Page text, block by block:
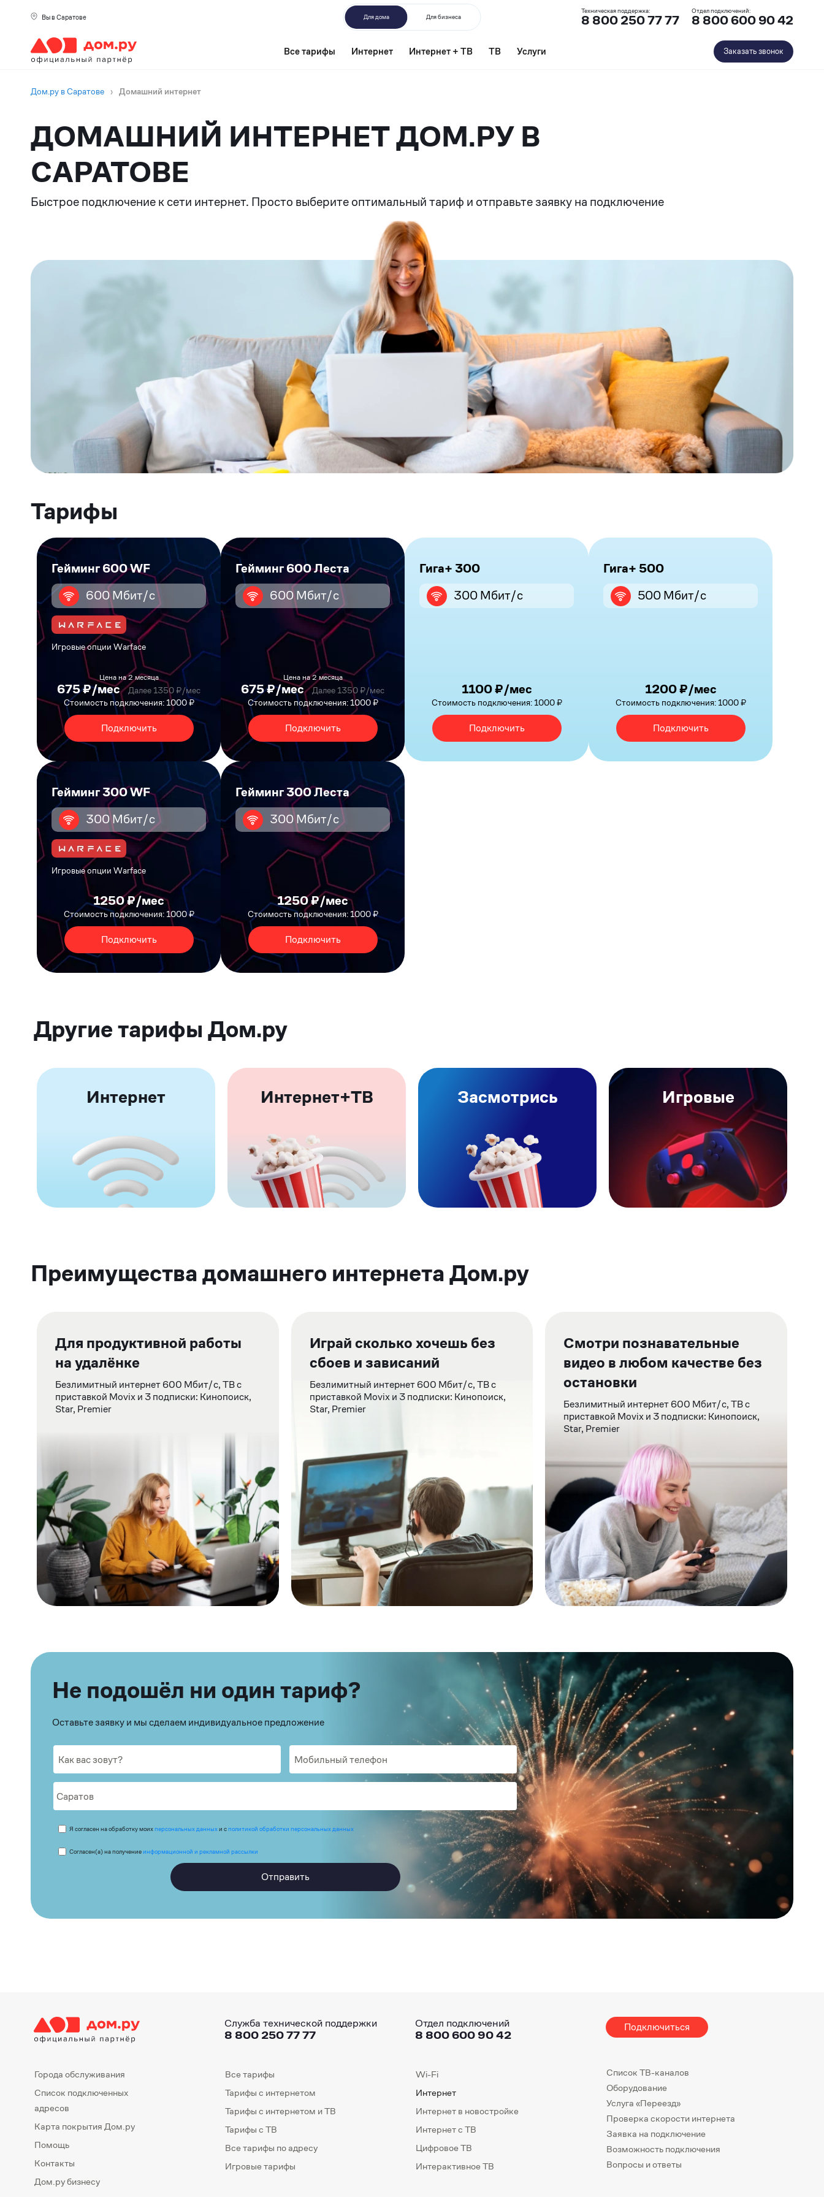
Вы в Саратове Для дома Для бизнеса
Техническая поддержка:
8 800 250 77 77
Отдел подключений:
8 800 600 90 42
Все тарифы Интернет Интернет + ТВ ТВ Услуги Заказать звонок
Дом.ру в Саратове › Домашний интернет
ДОМАШНИЙ ИНТЕРНЕТ ДОМ.РУ В
САРАТОВЕ
Быстрое подключение к сети интернет. Просто выберите оптимальный тариф и отправьте заявку на подключение
Тарифы
Гейминг 600 WF
600 Мбит/с
Игровые опции Warface
Цена на 2 месяца
675 ₽/мес
Далее 1350 ₽/мес
Стоимость подключения: 1000 ₽
Подключить
Гейминг 600 Леста
600 Мбит/с
Цена на 2 месяца
675 ₽/мес
Далее 1350 ₽/мес
Стоимость подключения: 1000 ₽
Подключить
Гига+ 300
300 Мбит/с
1100 ₽/мес
Стоимость подключения: 1000 ₽
Подключить
Гига+ 500
500 Мбит/с
1200 ₽/мес
Стоимость подключения: 1000 ₽
Подключить
Гейминг 300 WF
300 Мбит/с
Игровые опции Warface
1250 ₽/мес
Стоимость подключения: 1000 ₽
Подключить
Гейминг 300 Леста
300 Мбит/с
1250 ₽/мес
Стоимость подключения: 1000 ₽
Подключить
Другие тарифы Дом.ру
Интернет Интернет+ТВ Засмотрись Игровые
Преимущества домашнего интернета Дом.ру
Для продуктивной работы
на удалёнке
Безлимитный интернет 600 Мбит/c, ТВ с
приставкой Movix и 3 подписки: Кинопоиск,
Star, Premier
Играй сколько хочешь без
сбоев и зависаний
Безлимитный интернет 600 Мбит/c, ТВ с
приставкой Movix и 3 подписки: Кинопоиск,
Star, Premier
Смотри познавательные
видео в любом качестве без
остановки
Безлимитный интернет 600 Мбит/c, ТВ с
приставкой Movix и 3 подписки: Кинопоиск,
Star, Premier
Не подошёл ни один тариф?
Оставьте заявку и мы сделаем индивидуальное предложение
Я согласен на обработку моихперсональных данныхи сполитикой обработки персональных данных
Согласен(а) на получениеинформационной и рекламной рассылки
Отправить
Служба технической поддержки
8 800 250 77 77
Отдел подключений
8 800 600 90 42
Подключиться
Города обслуживания
Список подключенных
адресов
Карта покрытия Дом.ру
Помощь
Контакты
Дом.ру бизнесу
Все тарифы
Тарифы с интернетом
Тарифы с интернетом и ТВ
Тарифы с ТВ
Все тарифы по адресу
Игровые тарифы
Wi-Fi
Интернет
Интернет в новостройке
Интернет с ТВ
Цифровое ТВ
Интерактивное ТВ
Список ТВ-каналов
Оборудование
Услуга «Переезд»
Проверка скорости интернета
Заявка на подключение
Возможность подключения
Вопросы и ответы